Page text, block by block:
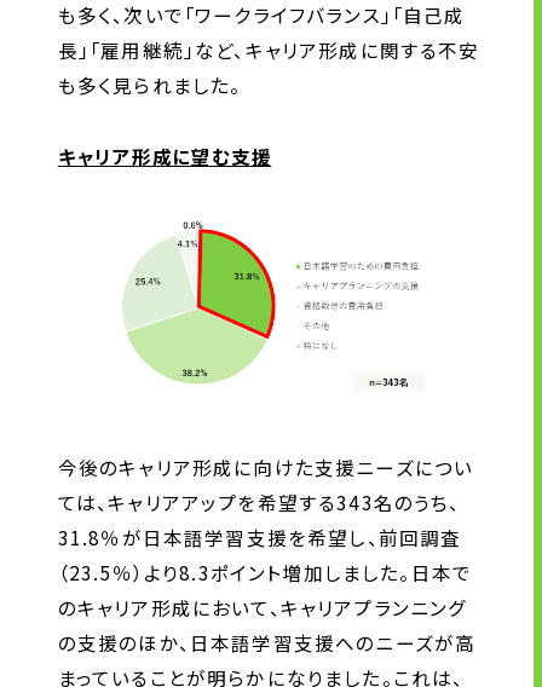
も多く、次いで「ワークライフバランス」「自己成
長」「雇用継続」など、キャリア形成に関する不安
も多く見られました。
キャリア形成に望む支援
今後のキャリア形成に向けた支援ニーズについ
ては、キャリアアップを希望する343名のうち、
31.8％が日本語学習支援を希望し、前回調査
（23.5％）より8.3ポイント増加しました。日本で
のキャリア形成において、キャリアプランニング
の支援のほか、日本語学習支援へのニーズが高
まっていることが明らかになりました。これは、